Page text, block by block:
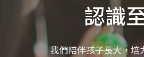
認識
我們陪伴孩子長大，培